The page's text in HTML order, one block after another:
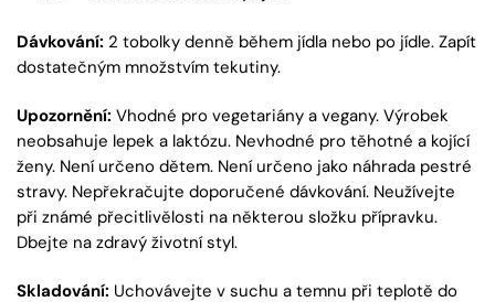
Dávkování: 2 tobolky denně během jídla nebo po jídle. Zapít
dostatečným množstvím tekutiny.
Upozornění: Vhodné pro vegetariány a vegany. Výrobek
neobsahuje lepek a laktózu. Nevhodné pro těhotné a kojící
ženy. Není určeno dětem. Není určeno jako náhrada pestré
stravy. Nepřekračujte doporučené dávkování. Neužívejte
při známé přecitlivělosti na některou složku přípravku.
Dbejte na zdravý životní styl.
Skladování: Uchovávejte v suchu a temnu při teplotě do